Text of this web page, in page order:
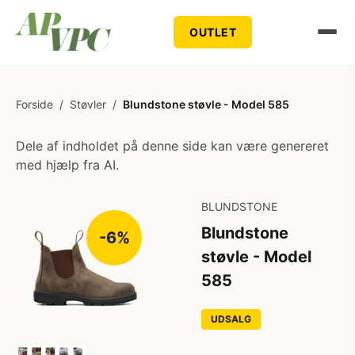
OUTLET
Forside / Støvler / Blundstone støvle - Model 585
Dele af indholdet på denne side kan være genereret
med hjælp fra AI.
-6%
BLUNDSTONE
Blundstone
støvle - Model
585
UDSALG